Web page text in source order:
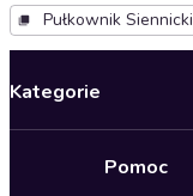
Pułkownik Siennicki
Kategorie
Pomoc